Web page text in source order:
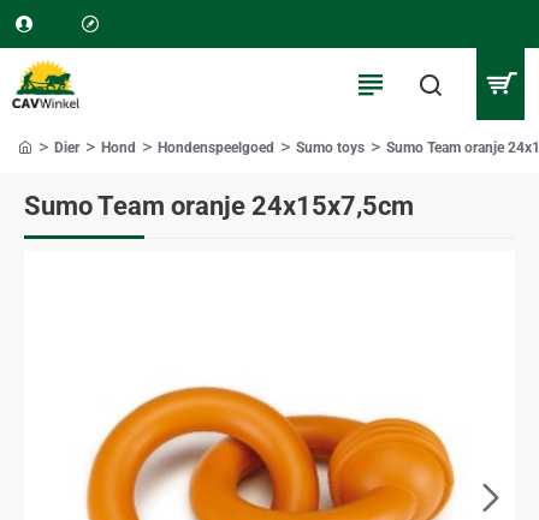
Sumo Team oranje 24x15x7,5cm
Dier Hond Hondenspeelgoed Sumo toys Sumo Team oranje